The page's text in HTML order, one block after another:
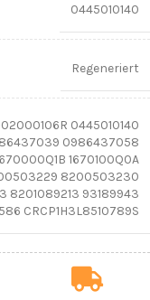
0445010140
Regeneriert
0445010140
0986437058
1670100Q0A
8200503230
8201089213 93189943
CRCP1H3L8510789S